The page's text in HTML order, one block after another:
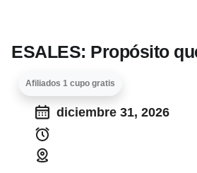
ESALES: Propósito
Afiliados 1 cupo gratis
diciembre 31, 2026